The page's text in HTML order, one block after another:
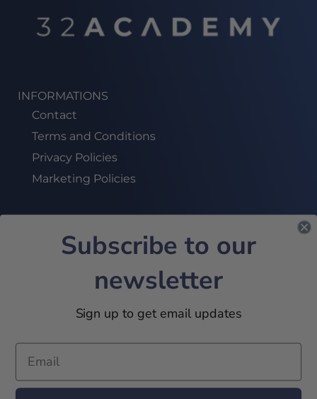
INFORMATIONS
Contact
Terms and Conditions
Privacy Policies
Marketing Policies
SUBSCRIBE TO OUR NEWSLETTER!
JOIN US
Subscribe to our
newsletter
Sign up to get email updates